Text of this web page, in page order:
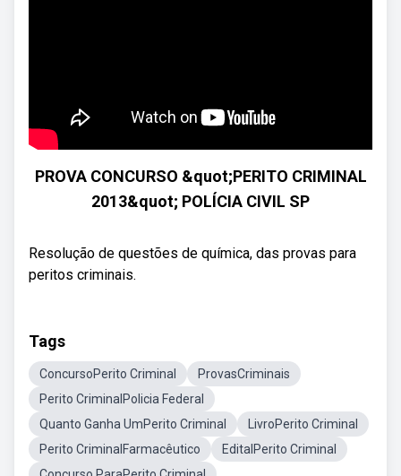
PROVA CONCURSO &quot;PERITO CRIMINAL
2013&quot; POLÍCIA CIVIL SP
Resolução de questões de química, das provas para
peritos criminais.
Tags
ConcursoPerito Criminal
ProvasCriminais
Perito CriminalPolicia Federal
Quanto Ganha UmPerito Criminal
LivroPerito Criminal
Perito CriminalFarmacêutico
EditalPerito Criminal